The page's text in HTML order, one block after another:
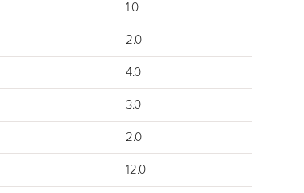
1.0
2.0
4.0
3.0
2.0
12.0